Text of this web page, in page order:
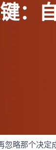
：
忽略那个决定